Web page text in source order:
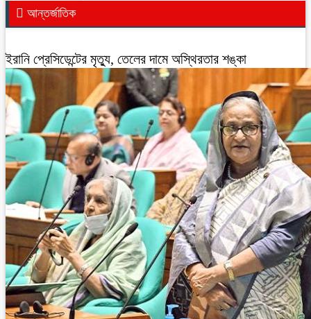
আন্তর্জাতিক
ইরানি প্রেসিডেন্টের মৃত্যু, তেলের দামে অস্থিরতার শঙ্কা